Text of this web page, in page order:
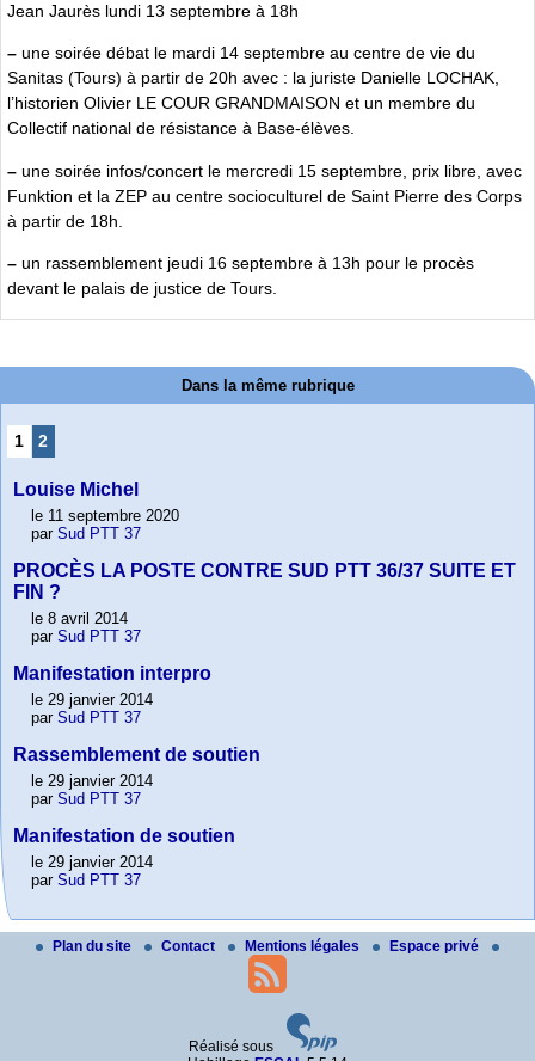
Jean Jaurès lundi 13 septembre à 18h
– une soirée débat le mardi 14 septembre au centre de vie du
Sanitas (Tours) à partir de 20h avec : la juriste Danielle LOCHAK,
l’historien Olivier LE COUR GRANDMAISON et un membre du
Collectif national de résistance à Base-élèves.
– une soirée infos/concert le mercredi 15 septembre, prix libre, avec
Funktion et la ZEP au centre socioculturel de Saint Pierre des Corps
à partir de 18h.
– un rassemblement jeudi 16 septembre à 13h pour le procès
devant le palais de justice de Tours.
Dans la même rubrique
1 2
Louise Michel
le 11 septembre 2020
par Sud PTT 37
PROCÈS LA POSTE CONTRE SUD PTT 36/37 SUITE ET
FIN ?
le 8 avril 2014
par Sud PTT 37
Manifestation interpro
le 29 janvier 2014
par Sud PTT 37
Rassemblement de soutien
le 29 janvier 2014
par Sud PTT 37
Manifestation de soutien
le 29 janvier 2014
par Sud PTT 37
Plan du site Contact Mentions légales Espace privé
Réalisé sous